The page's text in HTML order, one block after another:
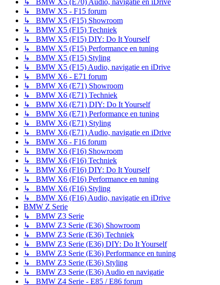
↳ BMW X5 - F15 forum
↳ BMW X5 (F15) Showroom
↳ BMW X5 (F15) Techniek
↳ BMW X5 (F15) DIY: Do It Yourself
↳ BMW X5 (F15) Performance en tuning
↳ BMW X5 (F15) Styling
↳ BMW X5 (F15) Audio, navigatie en iDrive
↳ BMW X6 - E71 forum
↳ BMW X6 (E71) Showroom
↳ BMW X6 (E71) Techniek
↳ BMW X6 (E71) DIY: Do It Yourself
↳ BMW X6 (E71) Performance en tuning
↳ BMW X6 (E71) Styling
↳ BMW X6 (E71) Audio, navigatie en iDrive
↳ BMW X6 - F16 forum
↳ BMW X6 (F16) Showroom
↳ BMW X6 (F16) Techniek
↳ BMW X6 (F16) DIY: Do It Yourself
↳ BMW X6 (F16) Performance en tuning
↳ BMW X6 (F16) Styling
↳ BMW X6 (F16) Audio, navigatie en iDrive
BMW Z Serie
↳ BMW Z3 Serie
↳ BMW Z3 Serie (E36) Showroom
↳ BMW Z3 Serie (E36) Techniek
↳ BMW Z3 Serie (E36) DIY: Do It Yourself
↳ BMW Z3 Serie (E36) Performance en tuning
↳ BMW Z3 Serie (E36) Styling
↳ BMW Z3 Serie (E36) Audio en navigatie
↳ BMW Z4 Serie - E85 / E86 forum